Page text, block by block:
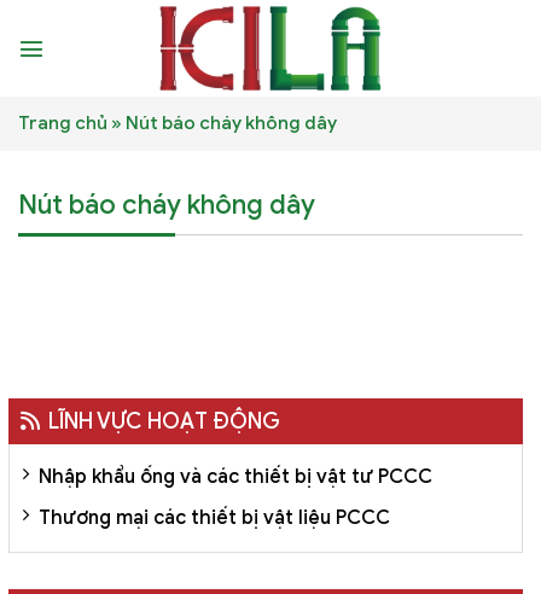
Trang chủ » Nút báo cháy không dây
Nút báo cháy không dây
LĨNH VỰC HOẠT ĐỘNG
Nhập khẩu ống và các thiết bị vật tư PCCC
Thương mại các thiết bị vật liệu PCCC